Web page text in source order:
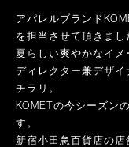
アパレルブランド
を担当させて頂きまし
夏らしい爽やかなイメ
ディレクター兼デザ
チラリ。
KOMETの今シーズン
す。
新宿小田急百貨店の